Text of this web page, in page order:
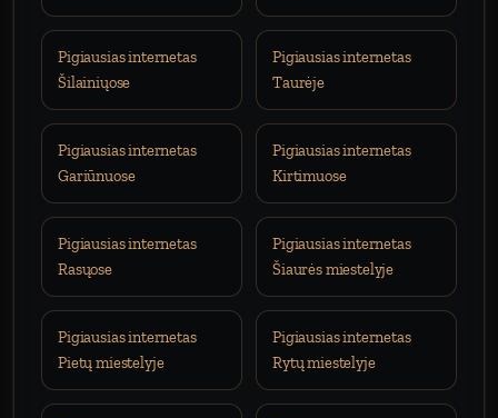
Pigiausias internetas
Šilainiųose
Pigiausias internetas
Taurėje
Pigiausias internetas
Gariūnuose
Pigiausias internetas
Kirtimuose
Pigiausias internetas
Rasųose
Pigiausias internetas
Šiaurės miestelyje
Pigiausias internetas
Pietų miestelyje
Pigiausias internetas
Rytų miestelyje